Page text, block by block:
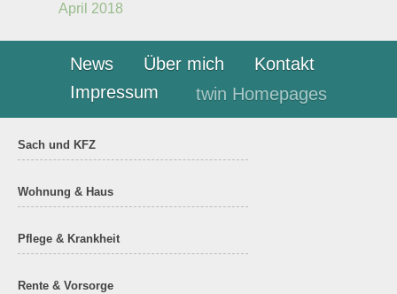
April 2018
News Über mich
Kontakt
Impressum
twin Homepages
Sach und KFZ
Wohnung & Haus
Pflege & Krankheit
Rente & Vorsorge